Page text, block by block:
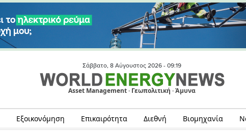
Σάββατο, 8 Αύγουστος 2026 - 09:19
Asset Management · Γεωπολιτική · Άμυνα
Εξοικονόμηση Επικαιρότητα Διεθνή Βιομηχανία